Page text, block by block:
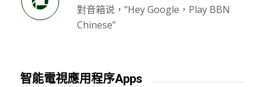
對音箱说，“Hey Google，Play BBN
Chinese”
智能電視應用程序Apps